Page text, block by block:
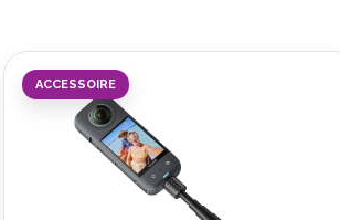
ACCESSOIRE